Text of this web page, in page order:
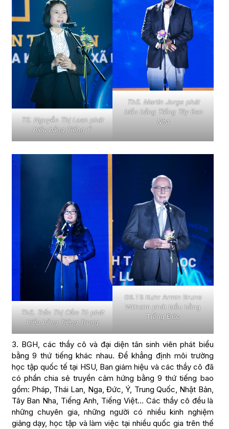
TS. Nguyễn Thị Loan phát
biểu bằng Tiếng Ý
ThS. Martin Jorge phát
biểu bằng Tiếng Tây Ban
Nha
ThS. Trần Thị Cẩm Tú phát
biểu bằng Tiếng Trung
GS.TS Kuhr Armin Bruno
Wilhelm phát biểu bằng
Tiếng Đức
3. BGH, các thầy cô và đại diện tân sinh viên phát biểu
bằng 9 thứ tiếng khác nhau. Để khẳng định môi trường
học tập quốc tế tại HSU, Ban giám hiệu và các thầy cô đã
có phần chia sẻ truyền cảm hứng bằng 9 thứ tiếng bao
gồm: Pháp, Thái Lan, Nga, Đức, Ý, Trung Quốc, Nhật Bản,
Tây Ban Nha, Tiếng Anh, Tiếng Việt… Các thầy cô đều là
những chuyên gia, những người có nhiều kinh nghiệm
giảng dạy, học tập và làm việc tại nhiều quốc gia trên thế